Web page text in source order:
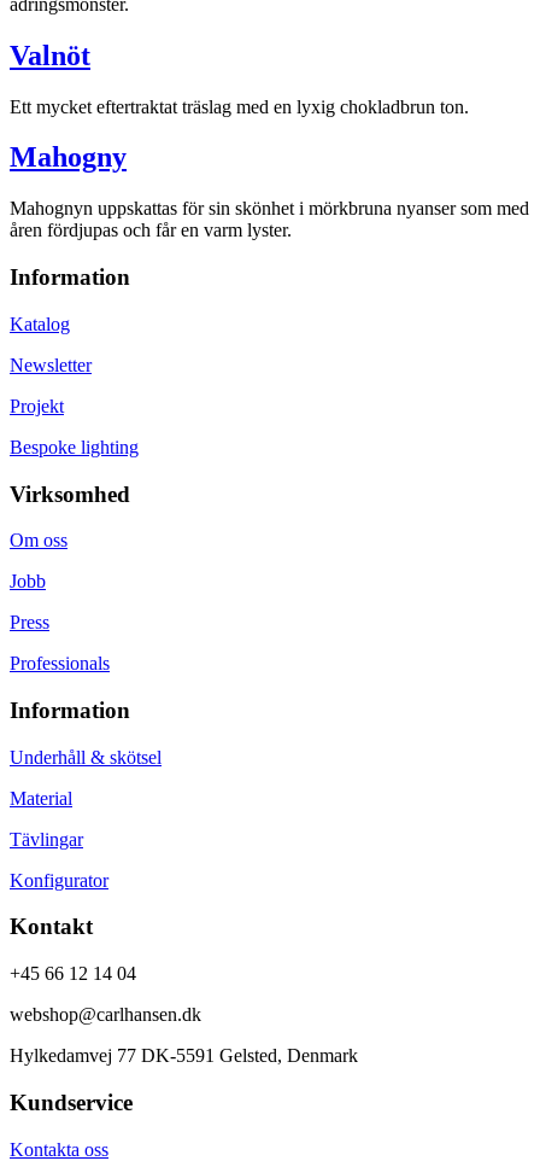
Valnöt
Ett mycket eftertraktat träslag med en lyxig chokladbrun ton.
Mahogny
Mahognyn uppskattas för sin skönhet i mörkbruna nyanser som med
åren fördjupas och får en varm lyster.
Information
Katalog
Newsletter
Projekt
Bespoke lighting
Virksomhed
Om oss
Jobb
Press
Professionals
Information
Underhåll & skötsel
Material
Tävlingar
Konfigurator
Kontakt
+45 66 12 14 04
webshop@carlhansen.dk
Hylkedamvej 77 DK-5591 Gelsted, Denmark
Kundservice
Kontakta oss